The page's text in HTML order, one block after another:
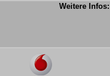
Weitere Infos: